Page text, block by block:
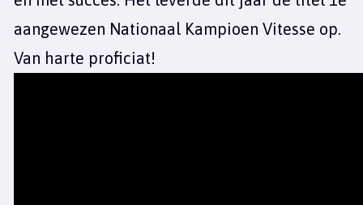
aangewezen Nationaal Kampioen Vitesse op.
Van harte proficiat!